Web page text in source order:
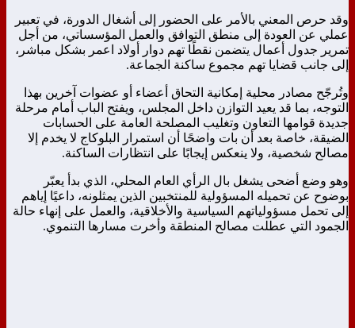
وقد حرص المعني بالأمر على الحضور إلى أشغال الدورة، في تعبير
عملي عن العودة إلى منطق التوافق والعمل المؤسساتي، من أجل
تمرير جدول أعمال يتضمن نقطًا تهم دوار أولاد اعمر بشكل مباشر،
إلى جانب قضايا تهم مجموع ساكنة الجماعة.
وتُرجّح مصادر محلية إمكانية التحاق أعضاء أو عضوات آخرين بهذا
التوجه، بما قد يعيد التوازن داخل المجلس، ويفتح الباب أمام مرحلة
جديدة قوامها التعاون وتغليب المصلحة العامة على الحسابات
الضيقة، خاصة بعد أن بات واضحًا أن استمرار البلوكاج لا يخدم إلا
مصالح شخصية، ولا ينعكس إيجابًا على انتظارات الساكنة.
وهو وضع أضحى يشغل بال الرأي العام المحلي، الذي بدأ يعبّر
بوضوح عن تحميله المسؤولية للمنتخبين الذين يمثلونه، داعيًا إياهم
إلى تحمل مسؤولياتهم السياسية والأخلاقية، والعمل على إنهاء حالة
الجمود التي عطلت مصالح المنطقة وأخرت مسارها التنموي.